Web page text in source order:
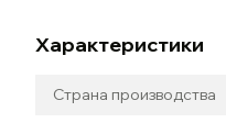
Характеристики
Страна производства